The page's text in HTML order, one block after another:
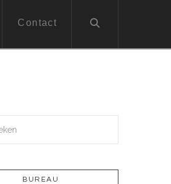
Contact
BUREAU